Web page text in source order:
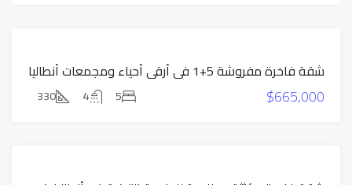
عرض شقة فاخرة مفروشة 5+1 في أرقى أحياء ومجمعات أنطاليا
$665,000
5
4
330